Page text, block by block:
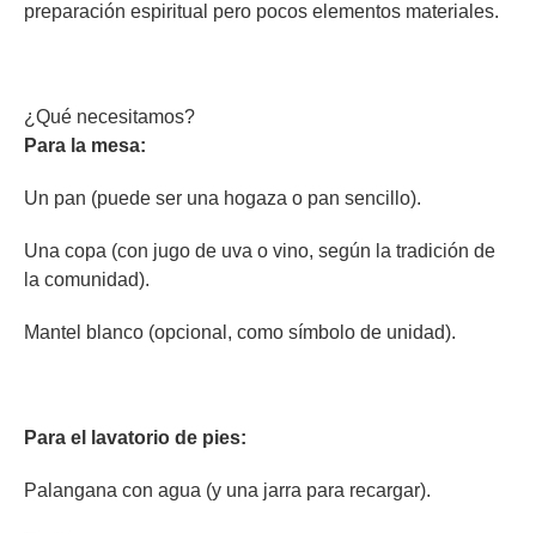
preparación espiritual pero pocos elementos materiales.
¿Qué necesitamos?
Para la mesa:
Un pan (puede ser una hogaza o pan sencillo).
Una copa (con jugo de uva o vino, según la tradición de
la comunidad).
Mantel blanco (opcional, como símbolo de unidad).
Para el lavatorio de pies:
Palangana con agua (y una jarra para recargar).